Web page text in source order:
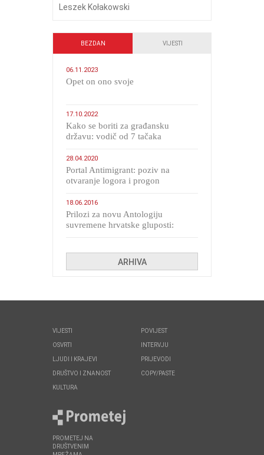
Leszek Kołakowski
BEZDAN VIJESTI
06.11.2023
​Opet on ono svoje
17.10.2022
Kako se boriti za građansku
državu: vodič od 7 tačaka
28.04.2020
Portal Antimigrant: poziv na
otvaranje logora i progon
18.06.2016
Prilozi za novu Antologiju
suvremene hrvatske gluposti:
ARHIVA
VIJESTI
OSVRTI
LJUDI I KRAJEVI
DRUŠTVO I ZNANOST
KULTURA
POVIJEST
INTERVJU
PRIJEVODI
COPY/PASTE
PROMETEJ NA
DRUŠTVENIM